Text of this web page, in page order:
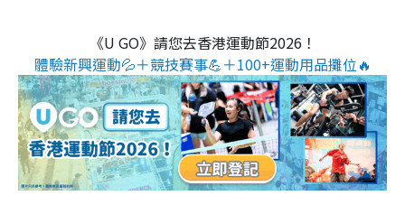
《U GO》請您去香港運動節2026！
體驗新興運動💦＋競技賽事💪＋100+運動用品攤位🔥